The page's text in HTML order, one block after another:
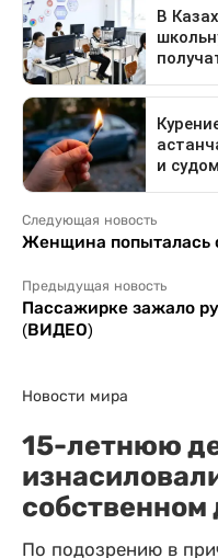
Следующая новость
Женщина попыталась
Предыдущая новость
Пассажирке зажало
(ВИДЕО)
Новости мира
15-летнюю
собственном
По подозрению в